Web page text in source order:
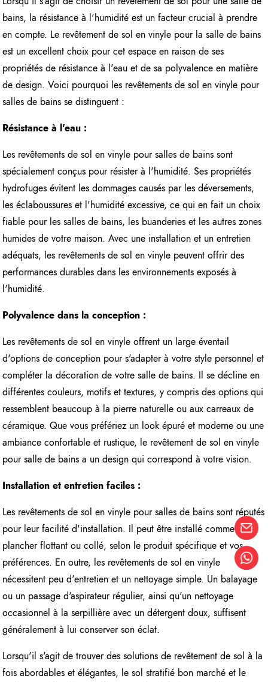
bains, la résistance à l'humidité est un facteur crucial à prendre
en compte. Le revêtement de sol en vinyle pour la salle de bains
est un excellent choix pour cet espace en raison de ses
propriétés de résistance à l'eau et de sa polyvalence en matière
de design. Voici pourquoi les revêtements de sol en vinyle pour
salles de bains se distinguent :
Résistance à l'eau :
Les revêtements de sol en vinyle pour salles de bains sont
spécialement conçus pour résister à l'humidité. Ses propriétés
hydrofuges évitent les dommages causés par les déversements,
les éclaboussures et l'humidité excessive, ce qui en fait un choix
fiable pour les salles de bains, les buanderies et les autres zones
humides de votre maison. Avec une installation et un entretien
adéquats, les revêtements de sol en vinyle peuvent offrir des
performances durables dans les environnements exposés à
l'humidité.
Polyvalence dans la conception :
Les revêtements de sol en vinyle offrent un large éventail
d'options de conception pour s'adapter à votre style personnel et
compléter la décoration de votre salle de bains. Il se décline en
différentes couleurs, motifs et textures, y compris des options qui
ressemblent beaucoup à la pierre naturelle ou aux carreaux de
céramique. Que vous préfériez un look épuré et moderne ou une
ambiance confortable et rustique, le revêtement de sol en vinyle
pour salle de bains a un design qui correspond à votre vision.
Installation et entretien faciles :
Les revêtements de sol en vinyle pour salles de bains sont réputés
pour leur facilité d'installation. Il peut être installé comme un
plancher flottant ou collé, selon le produit spécifique et vos
préférences. En outre, les revêtements de sol en vinyle
nécessitent peu d'entretien et un nettoyage simple. Un balayage
ou un passage d'aspirateur régulier, ainsi qu'un nettoyage
occasionnel à la serpillière avec un détergent doux, suffisent
généralement à lui conserver son éclat.
Lorsqu'il s'agit de trouver des solutions de revêtement de sol à la
fois abordables et élégantes, le sol stratifié bon marché et le